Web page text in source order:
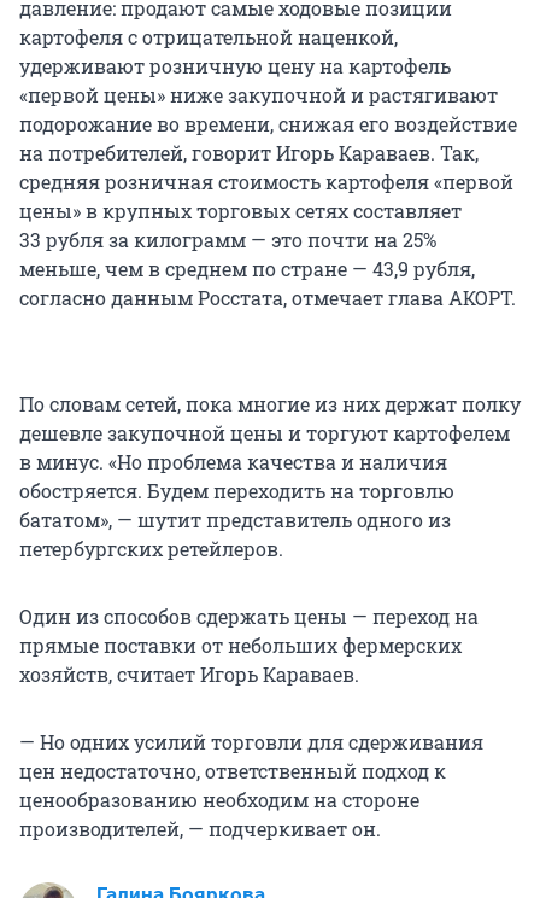
давление: продают самые ходовые позиции
картофеля с отрицательной наценкой,
удерживают розничную цену на картофель
«первой цены» ниже закупочной и растягивают
подорожание во времени, снижая его воздействие
на потребителей, говорит Игорь Караваев. Так,
средняя розничная стоимость картофеля «первой
цены» в крупных торговых сетях составляет
33 рубля за килограмм — это почти на 25%
меньше, чем в среднем по стране — 43,9 рубля,
согласно данным Росстата, отмечает глава АКОРТ.
По словам сетей, пока многие из них держат полку
дешевле закупочной цены и торгуют картофелем
в минус. «Но проблема качества и наличия
обостряется. Будем переходить на торговлю
бататом», — шутит представитель одного из
петербургских ретейлеров.
Один из способов сдержать цены — переход на
прямые поставки от небольших фермерских
хозяйств, считает Игорь Караваев.
— Но одних усилий торговли для сдерживания
цен недостаточно, ответственный подход к
ценообразованию необходим на стороне
производителей, — подчеркивает он.